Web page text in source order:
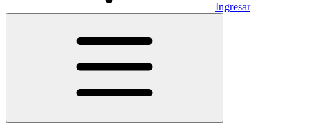
Ingresar